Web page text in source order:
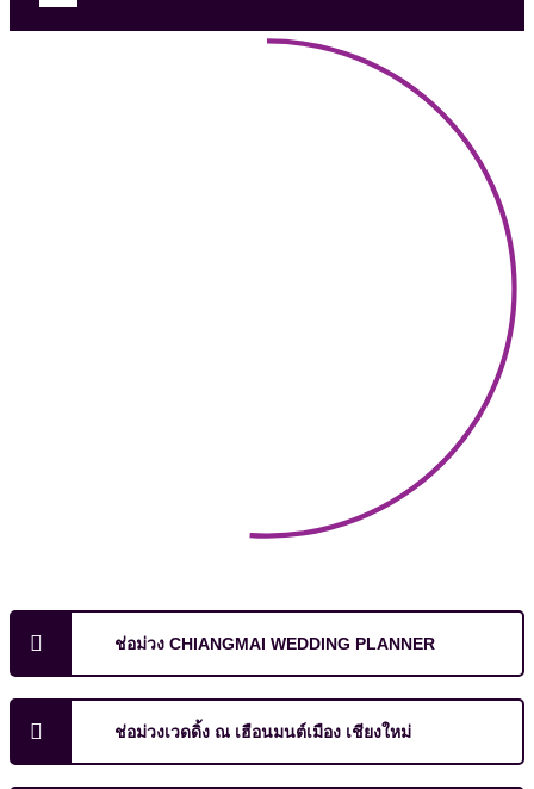
ช่อม่วง CHIANGMAI WEDDING PLANNER
ช่อม่วงเวดดิ้ง ณ เฮือนมนต์เมือง เชียงใหม่